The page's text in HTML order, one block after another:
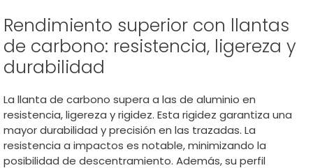
Rendimiento superior con llantas
de carbono: resistencia, ligereza y
durabilidad
La llanta de carbono supera a las de aluminio en
resistencia, ligereza y rigidez. Esta rigidez garantiza una
mayor durabilidad y precisión en las trazadas. La
resistencia a impactos es notable, minimizando la
posibilidad de descentramiento. Además, su perfil